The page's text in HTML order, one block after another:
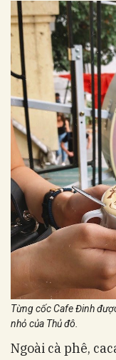
Từng cốc Cafe Đinh
nhỏ của Thủ đô.
Ngoài cà phê,